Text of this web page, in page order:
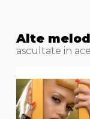
Alte
ascultate in